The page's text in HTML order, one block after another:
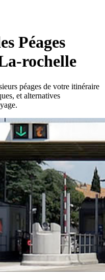
Péages
rochelle
péages de votre itinéraire
et alternatives